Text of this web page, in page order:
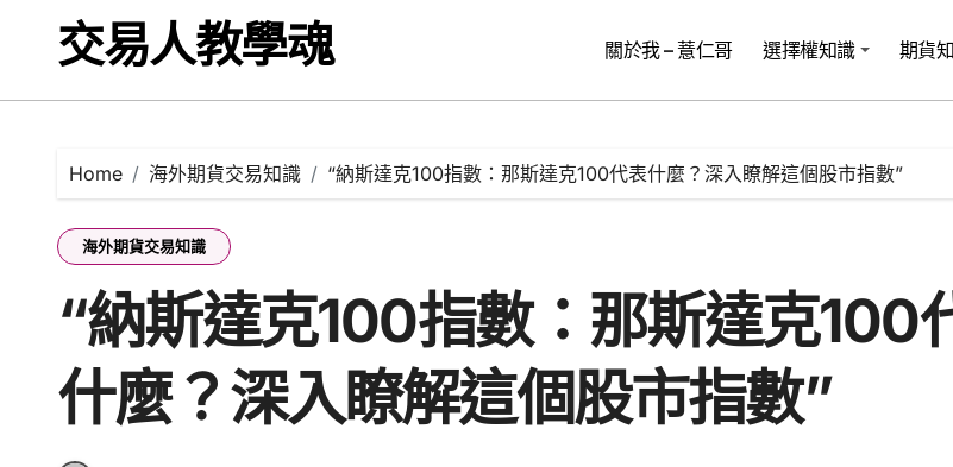
content交易人教學魂 關於我 – 薏仁哥 選擇權知識 期貨
Home 海外期貨交易知識 “納斯達克100指數：那斯達克100代表什麼？深入瞭解這個股市指數”
海外期貨交易知識
“納斯達克100指數：那斯達克100
什麼？深入瞭解這個股市指數”